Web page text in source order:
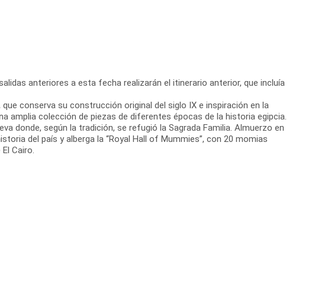
anteriores a esta fecha realizarán el itinerario anterior, que incluía
conserva su construcción original del siglo IX e inspiración en la
amplia colección de piezas de diferentes épocas de la historia egipcia.
donde, según la tradición, se refugió la Sagrada Familia. Almuerzo en
del país y alberga la “Royal Hall of Mummies”, con 20 momias
Cairo.